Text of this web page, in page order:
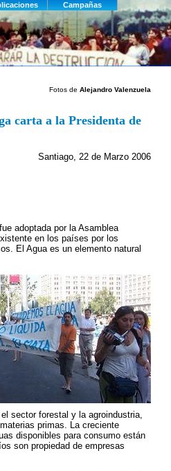
Fotos de Alejandro Valenzuela
carta a la Presidenta de
Santiago, 22 de Marzo 2006
adoptada por la Asamblea
en los países por los
El Agua es un elemento natural
sector forestal y la agroindustria,
primas. La creciente
disponibles para consumo están
son propiedad de empresas